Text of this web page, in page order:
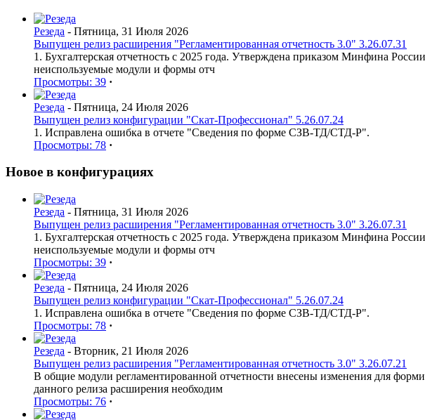
Резеда - Пятница, 31 Июля 2026
Выпущен релиз расширения "Регламентированная отчетность 3.0" 3.26.07.31
1. Бухгалтерская отчетность с 2025 года. Утверждена приказом Минфина
неиспользуемые модули и формы отч
Просмотры: 39 ·
Резеда - Пятница, 24 Июля 2026
Выпущен релиз конфигурации "Скат-Профессионал" 5.26.07.24
1. Исправлена ошибка в отчете "Сведения по форме СЗВ-ТД/СТД-Р".
Просмотры: 78 ·
Новое в конфигурациях
Резеда - Пятница, 31 Июля 2026
Выпущен релиз расширения "Регламентированная отчетность 3.0" 3.26.07.31
1. Бухгалтерская отчетность с 2025 года. Утверждена приказом Минфина
неиспользуемые модули и формы отч
Просмотры: 39 ·
Резеда - Пятница, 24 Июля 2026
Выпущен релиз конфигурации "Скат-Профессионал" 5.26.07.24
1. Исправлена ошибка в отчете "Сведения по форме СЗВ-ТД/СТД-Р".
Просмотры: 78 ·
Резеда - Вторник, 21 Июля 2026
Выпущен релиз расширения "Регламентированная отчетность 3.0" 3.26.07.21
В общие модули регламентированной отчетности внесены изменения для
данного релиза расширения необходим
Просмотры: 76 ·